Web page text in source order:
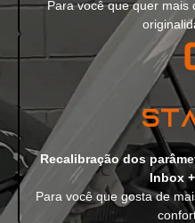
Para você que quer mais
Recalibração dos
Inbox
Para você que gosta de